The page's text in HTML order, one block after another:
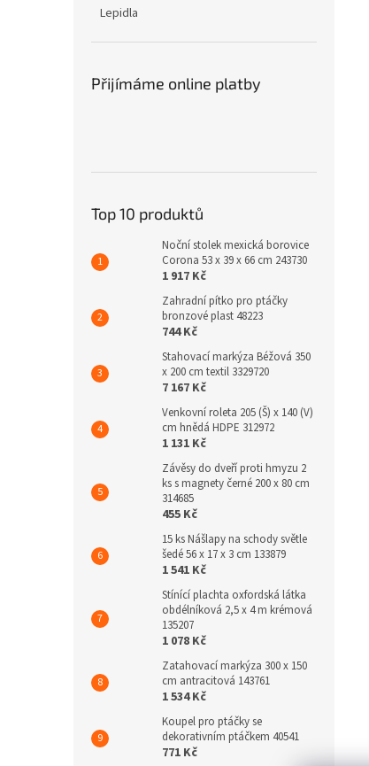
Lepidla
Přijímáme online platby
Top 10 produktů
Noční stolek mexická borovice
Corona 53 x 39 x 66 cm 243730
1 917 Kč
Zahradní pítko pro ptáčky
bronzové plast 48223
744 Kč
Stahovací markýza Béžová 350
x 200 cm textil 3329720
7 167 Kč
Venkovní roleta 205 (Š) x 140 (V)
cm hnědá HDPE 312972
1 131 Kč
Závěsy do dveří proti hmyzu 2
ks s magnety černé 200 x 80 cm
314685
455 Kč
15 ks Nášlapy na schody světle
šedé 56 x 17 x 3 cm 133879
1 541 Kč
Stínící plachta oxfordská látka
obdélníková 2,5 x 4 m krémová
135207
1 078 Kč
Zatahovací markýza 300 x 150
cm antracitová 143761
1 534 Kč
Koupel pro ptáčky se
dekorativním ptáčkem 40541
771 Kč